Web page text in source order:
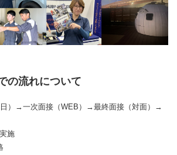
の流れについて
）→一次面接（WEB）→最終面接（対面）→
施